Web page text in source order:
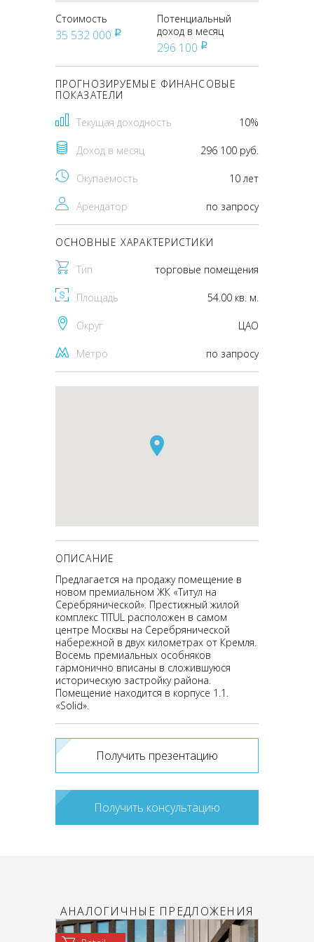
Стоимость
35 532 000 pуб
Потенциальный
доход в месяц
296 100 pуб
ПРОГНОЗИРУЕМЫЕ ФИНАНСОВЫЕ
ПОКАЗАТЕЛИ
Текущая доходность 10%
Доход в месяц 296 100 руб.
Окупаемость 10 лет
Арендатор по запросу
ОСНОВНЫЕ ХАРАКТЕРИСТИКИ
Тип торговые помещения
Площадь 54.00 кв. м.
Округ ЦАО
Метро по запросу
ОПИСАНИЕ
Предлагается на продажу помещение в
новом премиальном ЖК «Титул на
Серебрянической». Престижный жилой
комплекс TITUL расположен в самом
центре Москвы на Серебрянической
набережной в двух километрах от Кремля.
Восемь премиальных особняков
гармонично вписаны в сложившуюся
историческую застройку района.
Помещение находится в корпусе 1.1.
«Solid».
Получить презентацию
Получить консультацию
АНАЛОГИЧНЫЕ ПРЕДЛОЖЕНИЯ